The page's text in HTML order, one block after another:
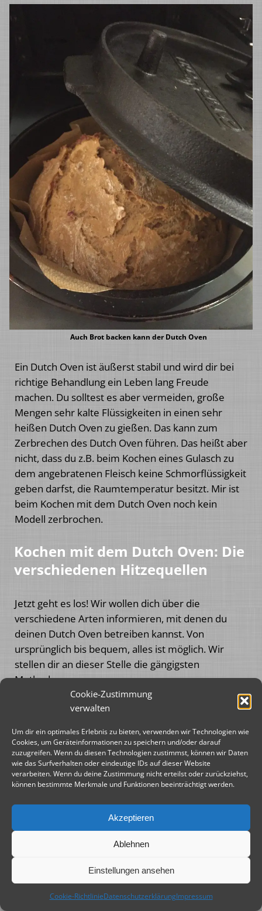
Cookie-Zustimmung
verwalten
Um dir ein optimales Erlebnis zu bieten, verwenden wir Technologien wie
Cookies, um Geräteinformationen zu speichern und/oder darauf
zuzugreifen. Wenn du diesen Technologien zustimmst, können wir Daten
wie das Surfverhalten oder eindeutige IDs auf dieser Website
verarbeiten. Wenn du deine Zustimmung nicht erteilst oder zurückziehst,
können bestimmte Merkmale und Funktionen beeinträchtigt werden.
Akzeptieren
Ablehnen
Einstellungen ansehen
Cookie-RichtlinieDatenschutzerklärungImpressum
Auch Brot backen kann der Dutch Oven
Ein Dutch Oven ist äußerst stabil und wird dir bei
richtige Behandlung ein Leben lang Freude
machen. Du solltest es aber vermeiden, große
Mengen sehr kalte Flüssigkeiten in einen sehr
heißen Dutch Oven zu gießen. Das kann zum
Zerbrechen des Dutch Oven führen. Das heißt aber
nicht, dass du z.B. beim Kochen eines Gulasch zu
dem angebratenen Fleisch keine Schmorflüssigkeit
geben darfst, die Raumtemperatur besitzt. Mir ist
beim Kochen mit dem Dutch Oven noch kein
Modell zerbrochen.
Kochen mit dem Dutch Oven: Die
verschiedenen Hitzequellen
Jetzt geht es los! Wir wollen dich über die
verschiedene Arten informieren, mit denen du
deinen Dutch Oven betreiben kannst. Von
ursprünglich bis bequem, alles ist möglich. Wir
stellen dir an dieser Stelle die gängigsten
Methoden vor.
Klassisch: Kochen mit Kohle
Die wohl bekannteste Methode mit dem Durch
Oven zu kochen ist der Einsatz von
Holzkohlebriketts, die unter dem Topf und auf
dem Deckel verteilt werden. Auf diese Weise
entsteht Ober- und Unterhitze im Dutch Oven. Die
Temperatur kannst du mit der Anzahl der Briketts
steuern.
Wie viele Kohlen brauche ich für den
Dutch Oven?